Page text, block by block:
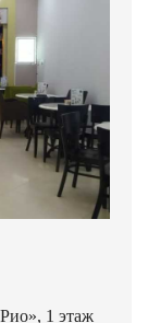
1 этаж